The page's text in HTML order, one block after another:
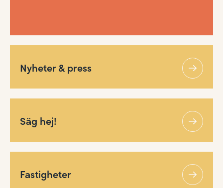
Nyheter & press
Säg hej!
Fastigheter